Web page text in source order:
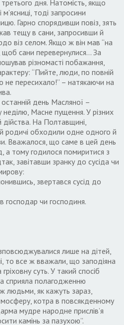
дня. Натомість, якщо
м’ясниці, тоді запросини
Гарно спорядивши повіз, зять
тещу в сани, запросивши й
віз селом. Якщо ж він мав “на
щоб сани перевернулися… За
різномасті побажання,
“Пийте, люди, по повній
не пересихало!” – натякаючи на
день Масляної –
Масне пущення. У різних
дійства. На Полтавщині,
родичі обходили одне одного й
Вважалося, що саме в цей день
а тому годилося помиритися з
завітавши зранку до сусіда чи
звертався сусід до
господар чи господиня.
лише на дітей,
то все ж вважали, що заподіяна
суть. У такий спосіб
сприяла полагодженню
людьми, як кажуть зараз,
котра в повсякденному
мудре народне прислів’я
камінь за пазухою”.